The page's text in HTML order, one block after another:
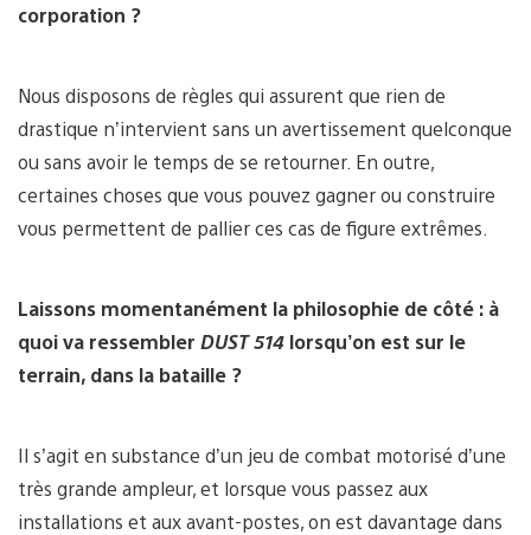
corporation ?
Nous disposons de règles qui assurent que rien de
drastique n’intervient sans un avertissement quelconque
ou sans avoir le temps de se retourner. En outre,
certaines choses que vous pouvez gagner ou construire
vous permettent de pallier ces cas de figure extrêmes.
Laissons momentanément la philosophie de côté : à
quoi va ressembler DUST 514 lorsqu’on est sur le
terrain, dans la bataille ?
Il s’agit en substance d’un jeu de combat motorisé d’une
très grande ampleur, et lorsque vous passez aux
installations et aux avant-postes, on est davantage dans